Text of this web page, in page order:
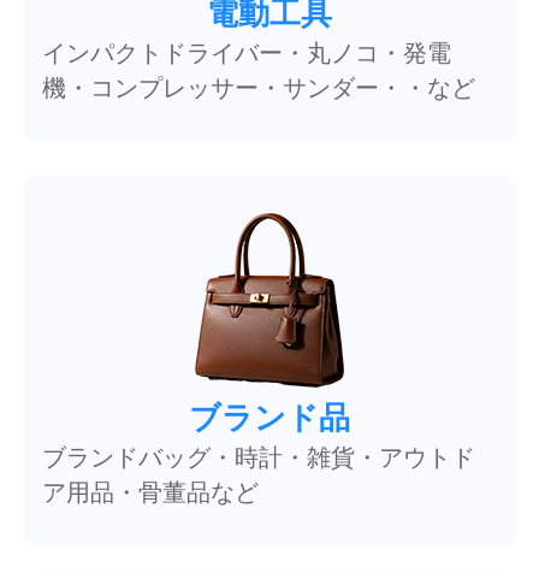
電動工具
インパクトドライバー・丸ノコ・発電
機・コンプレッサー・サンダー・・など
ブランド品
ブランドバッグ・時計・雑貨・アウトド
ア用品・骨董品など